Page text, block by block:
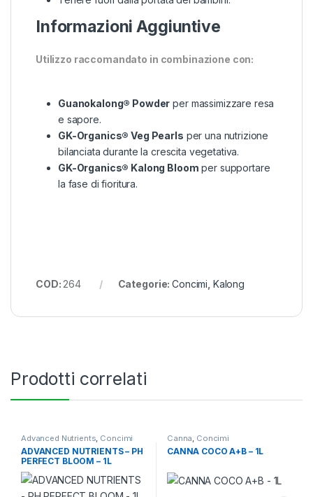
Informazioni Aggiuntive
Utilizzo raccomandato in combinazione con:
Guanokalong® Powder per massimizzare resa
e sapore.
GK-Organics® Veg Pearls per una nutrizione
bilanciata durante la crescita vegetativa.
GK-Organics® Kalong Bloom per supportare
la fase di fioritura.
COD: 264 Categorie:Concimi Kalong
Prodotti correlati
Advanced Nutrients, Concimi
ADVANCED NUTRIENTS – PH
PERFECT BLOOM – 1L
Canna, Concimi
CANNA COCO A+B – 1L